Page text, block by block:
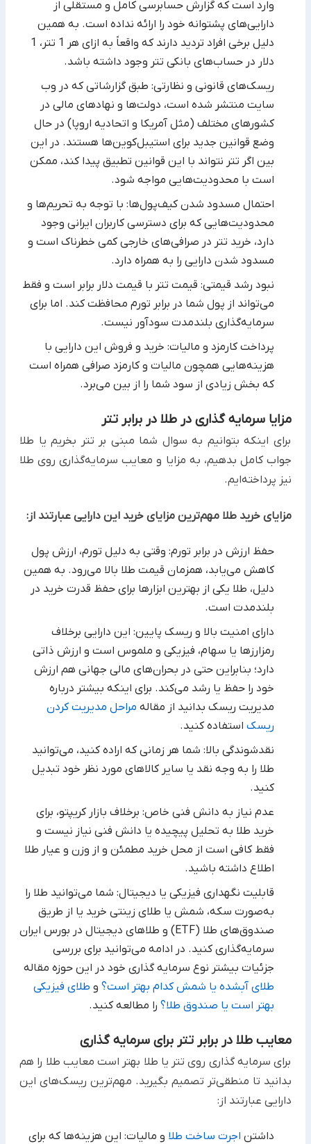
وارد است که گزارش حسابرسی کامل و مستقلی از
دارایی‌های ‏پشتوانه خود را ارائه نداده است. به همین
دلیل برخی افراد تردید دارند که واقعاً به ازای هر 1 تتر، 1
دلار در حساب‌های بانکی ‏تتر وجود داشته باشد.
ریسک‌های قانونی و نظارتی: طبق گزارشاتی که در وب
سایت منتشر شده است، دولت‌ها و نهادهای مالی در
کشورهای مختلف (مثل آمریکا و اتحادیه اروپا) در حال
وضع قوانین جدید برای استیبل‌کوین‌ها هستند. در این
بین اگر تتر نتواند با این قوانین تطبیق پیدا کند، ممکن
است با محدودیت‌هایی مواجه شود.
احتمال مسدود شدن کیف‌پول‌ها: با توجه به تحریم‌ها و
محدودیت‌هایی که برای دسترسی کاربران ایرانی وجود
دارد، خرید تتر ‏در صرافی‌های خارجی کمی خطرناک است و
مسدود شدن دارایی را به همراه دارد.‏
نبود رشد قیمتی: قیمت تتر با قیمت دلار برابر است و فقط
می‌تواند از پول شما در برابر تورم محافظت کند. اما برای
‏سرمایه‌گذاری بلندمدت سودآور نیست.‏
پرداخت کارمزد و مالیات: خرید و فروش این دارایی با
هزینه‌هایی همچون مالیات و کارمزد صرافی همراه است
که بخش ‏زیادی از سود شما را از بین می‌برد.
مزایا سرمایه گذاری در طلا در برابر تتر
برای اینکه بتوانیم به سوال شما مبنی بر تتر بخریم یا طلا
‏جواب کامل بدهیم، به مزایا و معایب سرمایه‌گذاری روی طلا
نیز ‏پرداخته‌ایم.
مزایای خرید طلا مهم‌ترین مزایای خرید این دارایی عبارتند از:‏
حفظ ارزش در برابر تورم: وقتی به دلیل تورم، ارزش پول
کاهش می‌یابد، همزمان قیمت طلا بالا می‌رود. به همین
دلیل، طلا ‏یکی از بهترین ابزارها برای حفظ قدرت خرید در
بلندمدت است.‏
دارای امنیت بالا و ریسک پایین: این دارایی برخلاف
رمزارزها یا سهام، فیزیکی و ملموس است و ارزش ذاتی
دارد؛ بنابراین ‏حتی در بحران‌های مالی جهانی هم ارزش
خود را حفظ یا رشد می‌کند. برای اینکه بیشتر درباره
مدیریت ریسک بدانید از مقاله مراحل مدیریت کردن
ریسک استفاده کنید.
نقدشوندگی بالا: شما هر زمانی که اراده کنید، می‌توانید
طلا را به وجه نقد یا سایر کالاهای مورد نظر خود تبدیل
کنید.‏
عدم نیاز به دانش فنی خاص: برخلاف بازار کریپتو، برای
خرید طلا به تحلیل پیچیده یا دانش فنی نیاز نیست و
فقط کافی ‏است از محل خرید مطمئن و از وزن و عیار طلا
اطلاع داشته باشید.
قابلیت نگهداری فیزیکی یا دیجیتال: شما می‌توانید طلا را
به‌صورت سکه، شمش یا طلای زینتی خرید یا از طریق
صندوق‌های ‏طلا (‏ETF‏) و طلاهای دیجیتال در بورس ایران
سرمایه‌گذاری کنید.‏ در ادامه می‌توانید برای بررسی
جزئیات بیشتر نوع سرمایه گذاری خود در این حوزه مقاله
طلای آبشده یا شمش کدام بهتر است؟ و طلای فیزیکی
بهتر است یا صندوق طلا؟ را مطالعه کنید.
معایب طلا در برابر تتر برای سرمایه گذاری
برای سرمایه گذاری روی تتر یا طلا بهتر است معایب طلا را هم
بدانید تا منطقی‌تر تصمیم بگیرید. مهم‌ترین ریسک‌های این
‏دارایی عبارتند از:‏
داشتن اجرت ساخت طلا و مالیات: این هزینه‌ها که برای